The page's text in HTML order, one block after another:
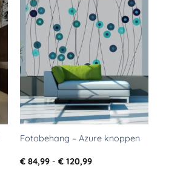
Toevoegen
aan
verlanglijst
Fotobehang – Azure knoppen
€84,99 - €120,99Prijsklasse: